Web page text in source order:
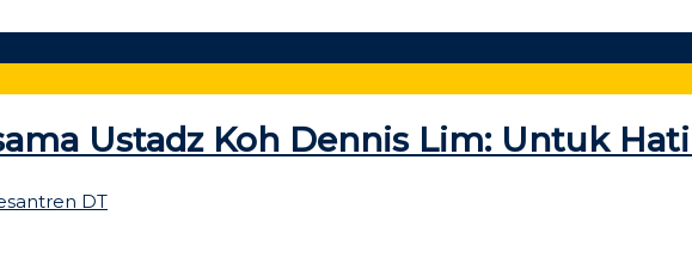
Ustadz Koh Dennis Lim: Untuk
DT